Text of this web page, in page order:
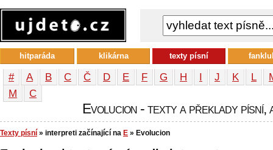
# A B C Č D E F G H I J K L
М
С
Evolucion - texty a překlady písní,
Texty písní » interpreti začínající na E » Evolucion
hitparáda klikárna texty písní